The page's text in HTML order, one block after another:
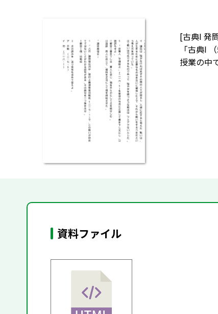
[古典I 発
「古典I
授業の中
資料ファイル